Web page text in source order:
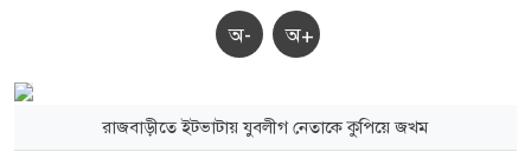
অ- অ+
রাজবাড়ীতে ইটভাটায় যুবলীগ নেতাকে কুপিয়ে জখম